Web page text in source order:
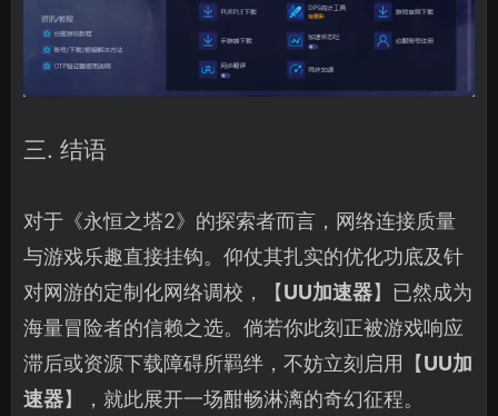
三. 结语
对于《永恒之塔2》的探索者而言，网络连接质量
与游戏乐趣直接挂钩。仰仗其扎实的优化功底及针
对网游的定制化网络调校，【UU加速器】已然成为
海量冒险者的信赖之选。倘若你此刻正被游戏响应
滞后或资源下载障碍所羁绊，不妨立刻启用【UU加
速器】，就此展开一场酣畅淋漓的奇幻征程。